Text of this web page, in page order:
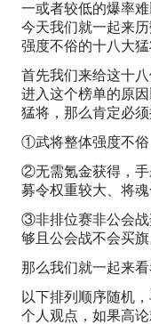
一或者较低的爆率
今天我们就一起来
强度不俗的十八大猛
首先我们来给这十
进入这个榜单的原
猛将，那么肯定必
①武将整体强度不俗
②无需氪金获得，手
募令权重较大、将魂
③非排位赛非公会战
够且公会战不会买旗
那么我们就一起来
以下排列顺序随机
个人观点，如果高论